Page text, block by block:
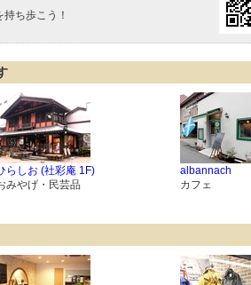
ち歩こう！
らしお (社彩庵 1F)
みやげ・民芸品
albannach
カフェ